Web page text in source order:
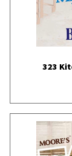
323